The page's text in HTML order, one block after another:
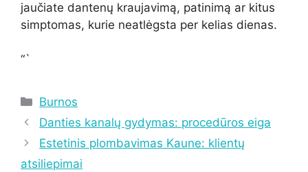
jaučiate dantenų kraujavimą, patinimą ar kitus
simptomas, kurie neatlėgsta per kelias dienas.
“`
Kategorijos
Burnos
Danties kanalų gydymas: procedūros eiga
Estetinis plombavimas Kaune: klientų
atsiliepimai